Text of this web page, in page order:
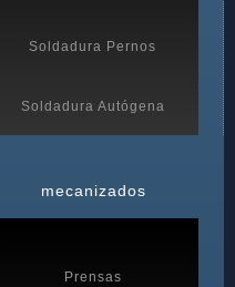
Soldadura Pernos
Soldadura Autógena
mecanizados
Prensas